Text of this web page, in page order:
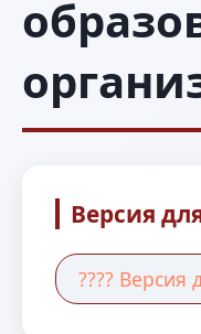
Версия
????️